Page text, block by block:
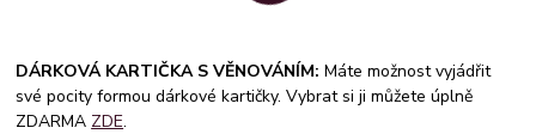
DÁRKOVÁ KARTIČKA S VĚNOVÁNÍM:Máte možnost vyjádřit
své pocity formou dárkové kartičky. Vybrat si ji můžete úplně
ZDARMA ZDE.